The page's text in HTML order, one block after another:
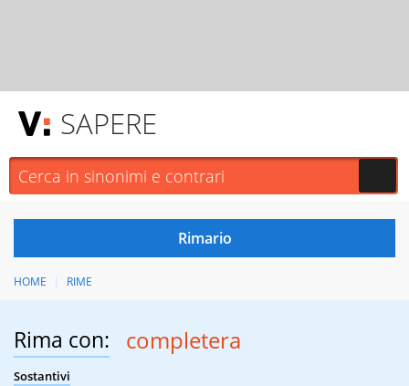
SAPERE
HOME RIME
Rima con: completera
Sostantivi